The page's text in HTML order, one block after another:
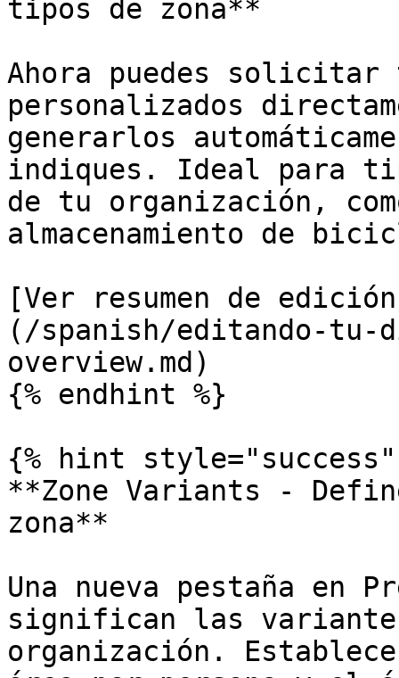
tipos de zona**
Ahora puedes solicitar
personalizados
generarlos
indiques. Ideal para
de tu organización,
almacenamiento de
[Ver resumen de
(/spanish/editando-
overview.md)
{% endhint %}
{% hint style="success"
**Zone Variants -
zona**
Una nueva pestaña en
significan las
organización.